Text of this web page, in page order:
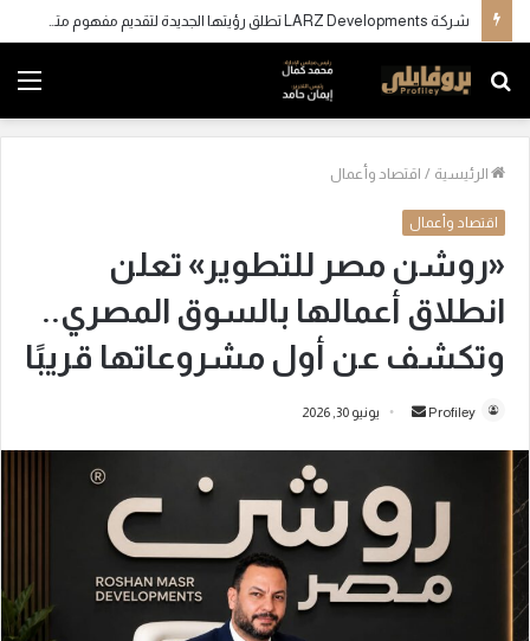
شركة LARZ Developments تطلق رؤيتها الجديدة لتقديم مفهوم متكامل للتطوير العقاري في مصر
بحث
عن
الرئيسية / اقتصاد وأعمال
اقتصاد وأعمال
«روشن مصر للتطوير» تعلن
انطلاق أعمالها بالسوق المصري..
وتكشف عن أول مشروعاتها قريبًا
Profiley
ل
ر
يونيو 30, 2026